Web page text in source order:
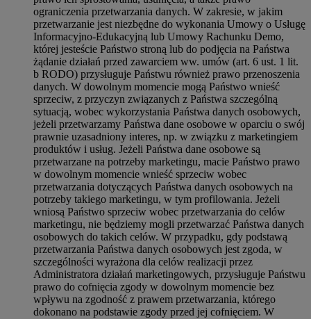
ograniczenia przetwarzania danych. W zakresie, w jakim
przetwarzanie jest niezbędne do wykonania Umowy o Usługę
Informacyjno-Edukacyjną lub Umowy Rachunku Demo,
której jesteście Państwo stroną lub do podjęcia na Państwa
żądanie działań przed zawarciem ww. umów (art. 6 ust. 1 lit.
b RODO) przysługuje Państwu również prawo przenoszenia
danych. W dowolnym momencie mogą Państwo wnieść
sprzeciw, z przyczyn związanych z Państwa szczególną
sytuacją, wobec wykorzystania Państwa danych osobowych,
jeżeli przetwarzamy Państwa dane osobowe w oparciu o swój
prawnie uzasadniony interes, np. w związku z marketingiem
produktów i usług. Jeżeli Państwa dane osobowe są
przetwarzane na potrzeby marketingu, macie Państwo prawo
w dowolnym momencie wnieść sprzeciw wobec
przetwarzania dotyczących Państwa danych osobowych na
potrzeby takiego marketingu, w tym profilowania. Jeżeli
wniosą Państwo sprzeciw wobec przetwarzania do celów
marketingu, nie będziemy mogli przetwarzać Państwa danych
osobowych do takich celów. W przypadku, gdy podstawą
przetwarzania Państwa danych osobowych jest zgoda, w
szczególności wyrażona dla celów realizacji przez
Administratora działań marketingowych, przysługuje Państwu
prawo do cofnięcia zgody w dowolnym momencie bez
wpływu na zgodność z prawem przetwarzania, którego
dokonano na podstawie zgody przed jej cofnięciem. W